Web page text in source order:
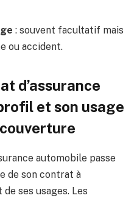
: souvent facultatif mais
ou accident.
d’assurance
et son usage
automobile passe
de son contrat à
de ses usages. Les